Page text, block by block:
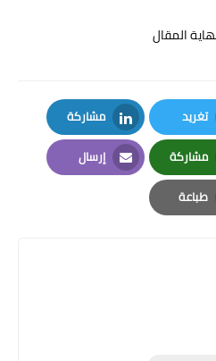
المقال
تغريد
Twitter
مشاركة
LinkedIn
مشاركة
Whatsapp
إرسال
Email
طباعة
Print